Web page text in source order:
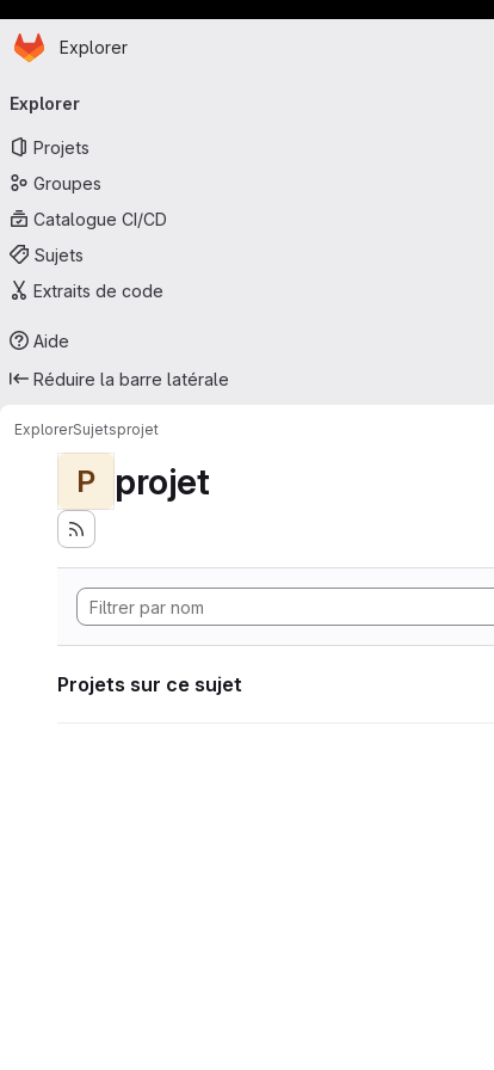
Passer au contenu principal
Page d'accueil
Explorer
principale
Explorer
Projets
Groupes
Catalogue CI/CD
Sujets
Extraits de code
Aide
Réduire la barre latérale
ExplorerSujetsprojet
P projet
Projets sur ce sujet